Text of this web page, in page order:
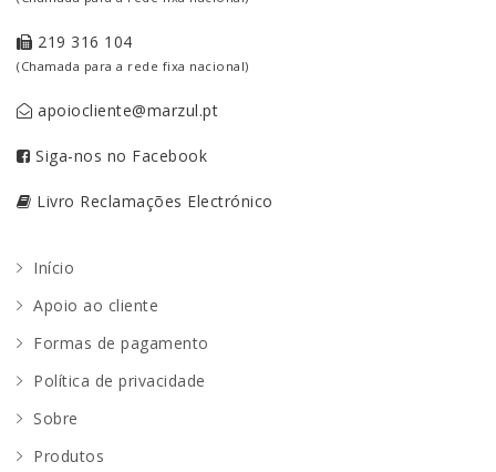
219 316 104
(Chamada para a rede fixa nacional)
apoiocliente@marzul.pt
Siga-nos no Facebook
Livro Reclamações Electrónico
Início
Apoio ao cliente
Formas de pagamento
Política de privacidade
Sobre
Produtos